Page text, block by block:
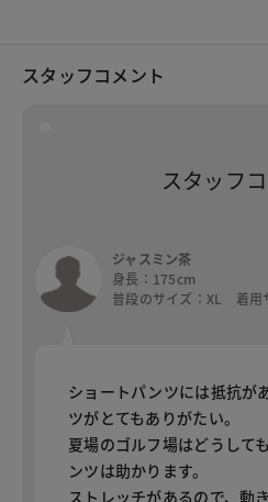
スタッフコメント
スタッフ
ジャスミン茶
身長：175cm
普段のサイズ：XL 着用
ショートパンツには抵抗が
ツがとてもありがたい。
夏場のゴルフ場はどうして
ンツは助かります。
ストレッチがあるので、動